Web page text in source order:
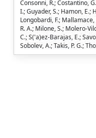
Consonni, R.; Costantino,
I.; Guyader, S.; Hamon, E.;
Longobardi, F.;
R. A.; Milone, S.; Molero-
C.; S('a)ez-Barajas, E.;
Sobolev, A.; Takis, P. G.;